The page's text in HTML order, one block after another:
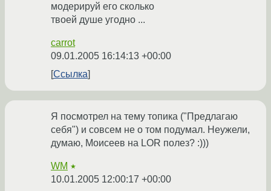
модерируй его сколько
твоей душе угодно ...
carrot
09.01.2005 16:14:13 +00:00
Ссылка
Я посмотрел на тему топика ("Предлагаю
себя") и совсем не о том подумал. Неужели,
думаю, Моисеев на LOR полез? :)))
WM ★
10.01.2005 12:00:17 +00:00